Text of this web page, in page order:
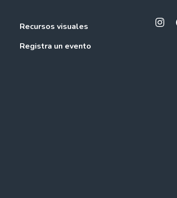
Recursos visuales
Registra un evento